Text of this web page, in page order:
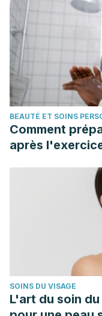
BEAUTÉ ET SOINS
Comment
après
SOINS DU VISAGE
L'art du soin